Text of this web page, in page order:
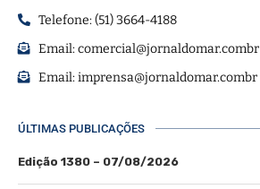
Telefone: (51) 3664-4188
Email:comercial@jornaldomar.combr
Email:imprensa@jornaldomar.combr
ÚLTIMAS PUBLICAÇÕES
Edição 1380 – 07/08/2026